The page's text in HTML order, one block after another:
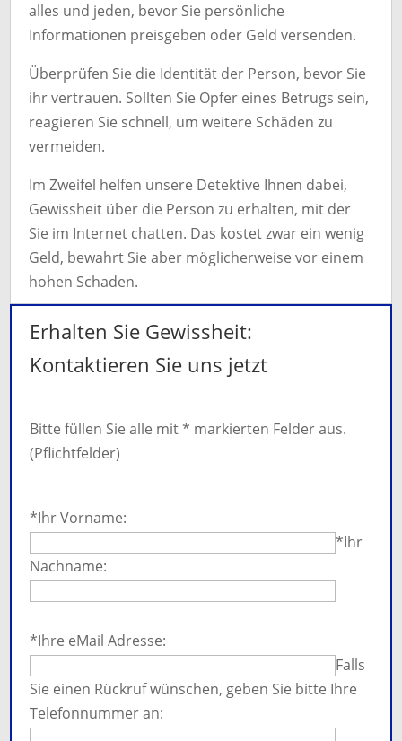
alles und jeden, bevor Sie persönliche
Informationen preisgeben oder Geld versenden.
Überprüfen Sie die Identität der Person, bevor Sie
ihr vertrauen. Sollten Sie Opfer eines Betrugs sein,
reagieren Sie schnell, um weitere Schäden zu
vermeiden.
Im Zweifel helfen unsere Detektive Ihnen dabei,
Gewissheit über die Person zu erhalten, mit der
Sie im Internet chatten. Das kostet zwar ein wenig
Geld, bewahrt Sie aber möglicherweise vor einem
hohen Schaden.
Erhalten Sie Gewissheit:
Kontaktieren Sie uns jetzt
Bitte füllen Sie alle mit * markierten Felder aus.
(Pflichtfelder)
lasse
Feld
*Ihr Vorname:
*Ihr
Nachname:
lasse
Feld
leer.
*Ihre eMail Adresse:
Falls
Sie einen Rückruf wünschen, geben Sie bitte Ihre
Telefonnummer an: